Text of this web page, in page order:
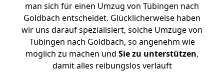
man sich für einen Umzug von Tübingen nach
Goldbach entscheidet. Glücklicherweise haben
wir uns darauf spezialisiert, solche Umzüge von
Tübingen nach Goldbach, so angenehm wie
möglich zu machen und Sie zu unterstützen,
damit alles reibungslos verläuft